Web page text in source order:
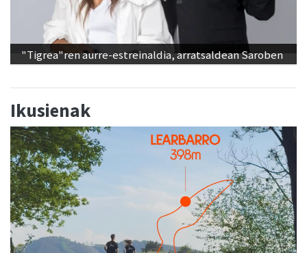
"Tigrea"ren aurre-estreinaldia, arratsaldean Saroben
Ikusienak